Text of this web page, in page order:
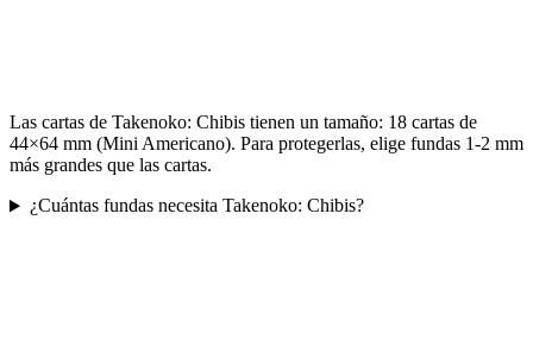
Las cartas de Takenoko: Chibis tienen un tamaño: 18 cartas de
44×64 mm (Mini Americano). Para protegerlas, elige fundas 1-2 mm
más grandes que las cartas.
¿Cuántas fundas necesita Takenoko: Chibis?